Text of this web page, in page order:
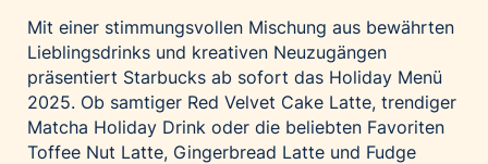
Wolt
woom bikes
Kontakt
Mit einer stimmungsvollen Mischung aus bewährten
Lieblingsdrinks und kreativen Neuzugängen
präsentiert Starbucks ab sofort das Holiday Menü
2025. Ob samtiger Red Velvet Cake Latte, trendiger
Matcha Holiday Drink oder die beliebten Favoriten
Toffee Nut Latte, Gingerbread Latte und Fudge